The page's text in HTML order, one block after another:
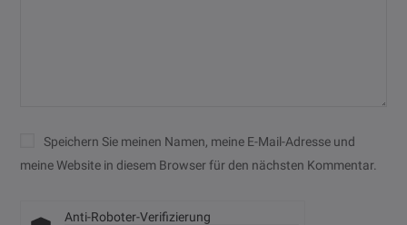
Speichern Sie meinen Namen, meine E-Mail-Adresse und
meine Website in diesem Browser für den nächsten Kommentar.
Anti-Roboter-Verifizierung